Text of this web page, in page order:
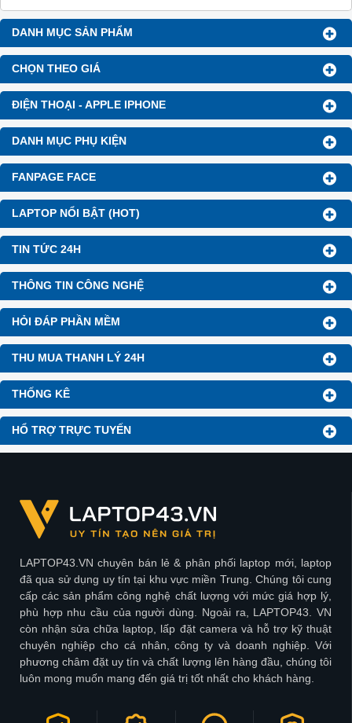
DANH MỤC SẢN PHẨM
CHỌN THEO GIÁ
ĐIỆN THOẠI - APPLE IPHONE
DANH MỤC PHỤ KIỆN
FANPAGE FACE
LAPTOP NỔI BẬT (HOT)
TIN TỨC 24H
THÔNG TIN CÔNG NGHỆ
HỎI ĐÁP PHẦN MỀM
THU MUA THANH LÝ 24H
THỐNG KÊ
HỔ TRỢ TRỰC TUYẾN
10.000 Voucher Giảm
Giá 500.000đ
Giá 500.000đ
LAPTOP43.VN chuyên bán lẻ & phân phối laptop mới, laptop
đã qua sử dụng uy tín tại khu vực miền Trung. Chúng tôi cung
cấp các sản phẩm công nghệ chất lượng với mức giá hợp lý,
phù hợp nhu cầu của người dùng. Ngoài ra, LAPTOP43. VN
còn nhận sửa chữa laptop, lấp đặt camera và hỗ trợ kỹ thuật
chuyên nghiệp cho cá nhân, công ty và doanh nghiệp. Với
phương châm đặt uy tín và chất lượng lên hàng đầu, chúng tôi
luôn mong muốn mang đến giá trị tốt nhất cho khách hàng.